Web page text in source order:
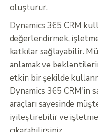
oluşturur.
Dynamics 365 CRM
değerlendirmek,
katkılar sağlayabilir.
anlamak ve
etkin bir şekilde
Dynamics 365 CRM'in
araçları sayesinde
iyileştirebilir ve